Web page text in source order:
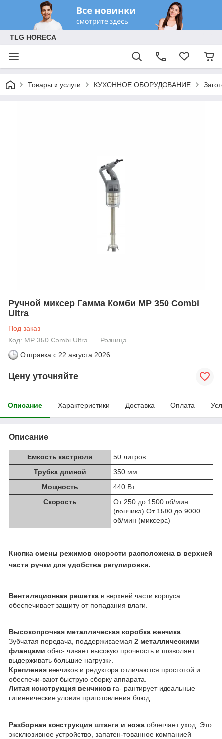
TLG HORECA
Товары и услуги КУХОННОЕ ОБОРУДОВАНИЕ
Ручной миксер Гамма Комби MP 350 Combi
Ultra
Под заказ
Код: MP 350 Combi Ultra
Розница
Отправка с 22 августа 2026
Цену уточняйте
Описание Характеристики Доставка Оплата
Описание
Емкость кастрюли
50 литров
Трубка длиной
350 мм
Мощность
440 Вт
Скорость
От 250 до 1500 об/мин
(венчика) От 1500 до 9000
об/мин (миксера)
Кнопка смены режимов скорости расположена в верхней
части ручки для удобства регулировки.
Вентиляционная решетка в верхней части корпуса
обеспечивает защиту от попадания влаги.
Высокопрочная металлическая коробка венчика
Зубчатая передача, поддерживаемая 2 металлическими
фланцами обес- чивает высокую прочность и позволяет
выдерживать большие нагрузки.
Крепления венчиков и редуктора отличаются простотой и
обеспечи-вают быструю сборку аппарата.
Литая конструкция венчиков га- рантирует идеальные
гигиенические уловия приготовления блюд.
Разборная конструкция штанги и ножа облегчает уход. Это
эксклюзивное устройство, запатен-тованное компанией